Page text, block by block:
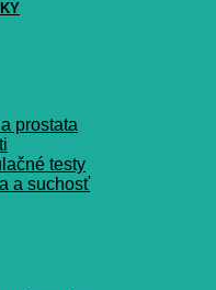
prostata
testy
a suchosť